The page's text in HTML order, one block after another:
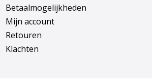
Betaalmogelijkheden
Mijn account
Retouren
Klachten